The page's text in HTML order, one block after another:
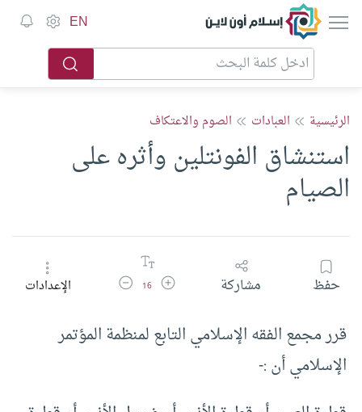
إسلام أون لاين EN
الرئيسية العبادات الصوم والاعتكاف
استنشاق الفونتلين وأثره على
الصيام
حفظ مشاركة زيادة حجم الخط
16 تقليل حجم الخطالإعدادات
قرر مجمع الفقه الإسلامي التابع لمنظمة المؤتمر
الإسلامي أن :-